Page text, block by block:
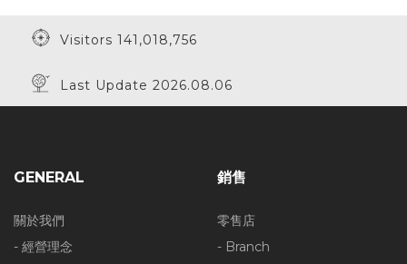
Visitors 141,018,756
Last Update 2026.08.06
GENERAL
關於我們
- 經營理念
銷售
零售店
- Branch